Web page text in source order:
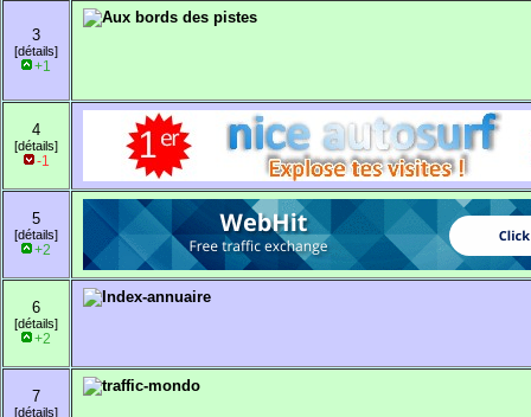
3
[détails]
+1
4
[détails]
-1
5
[détails]
+2
6
[détails]
+2
7
[détails]